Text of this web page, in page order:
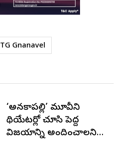
TG Gnanavel
‘అనకాపల్లి’ మూవీని
థియేటర్లో చూసి పెద్ద
విజయాన్ని అందించాలని